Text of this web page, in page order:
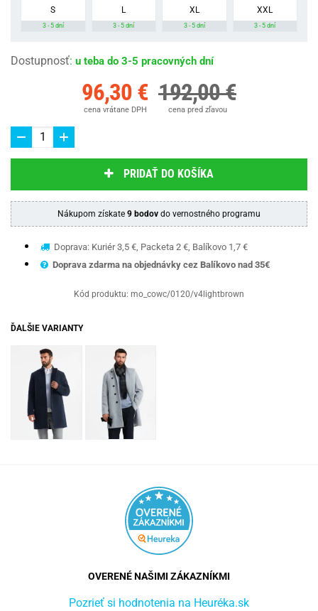
S
3 - 5 dní
L
3 - 5 dní
XL
3 - 5 dní
XXL
3 - 5 dní
Dostupnosť: u teba do 3-5 pracovných dní
96,30 €
cena vrátane DPH
192,00 €
cena pred zľavou
PRIDAŤ DO KOŠÍKA
Nákupom získate 9 bodov do vernostného programu
Doprava: Kuriér 3,5 €, Packeta 2 €, Balíkovo 1,7 €
Doprava zdarma na objednávky cez Balíkovo nad 35€
Kód produktu: mo_cowc/0120/v4lightbrown
ĎALŠIE VARIANTY
OVERENÉ NAŠIMI ZÁKAZNÍKMI
Pozrieť si hodnotenia na Heuréka.sk